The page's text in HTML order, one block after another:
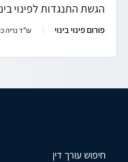
הגשת התנגדות לפינוי
פורום פינוי בינוי עו"ד נריה
חיפוש עורך דין